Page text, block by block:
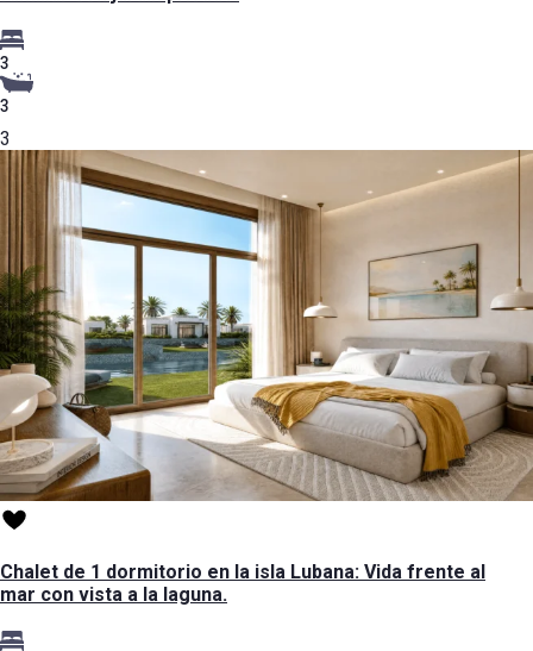
3
3
3
Chalet de 1 dormitorio en la isla Lubana: Vida frente al
mar con vista a la laguna.